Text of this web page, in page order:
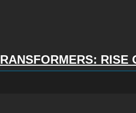
RISE